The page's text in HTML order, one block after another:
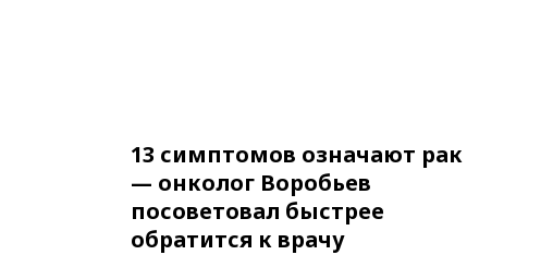
13 симптомов означают рак
— онколог Воробьев
посоветовал быстрее
обратится к врачу